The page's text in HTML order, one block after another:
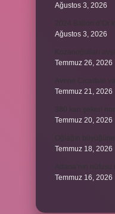
Ağustos 3, 2026
Ağustos 3, 2026
Temmuz 26, 2026
Temmuz 21, 2026
Temmuz 20, 2026
Temmuz 18, 2026
Temmuz 16, 2026